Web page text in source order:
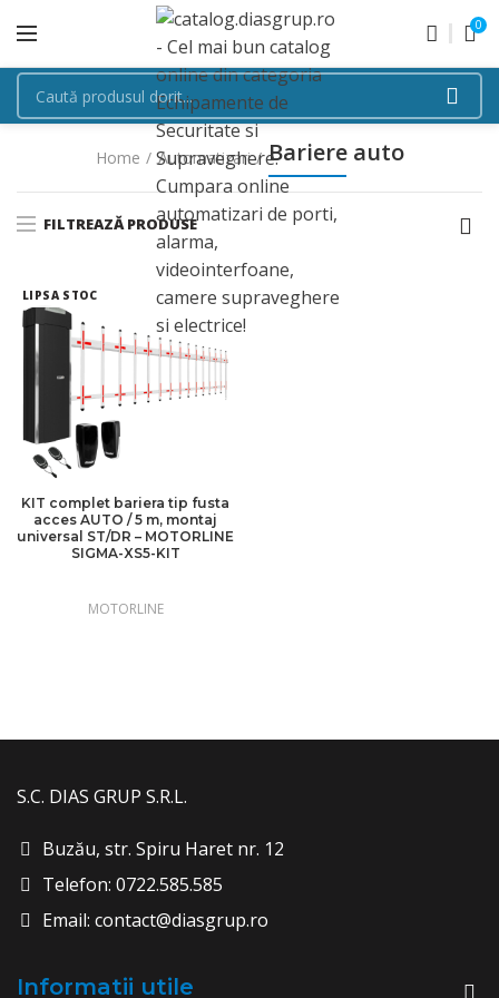
0
Home Automatizari Bariere auto
FILTREAZĂ PRODUSE
LIPSA STOC
KIT complet bariera tip fusta
acces AUTO / 5 m, montaj
universal ST/DR – MOTORLINE
SIGMA-XS5-KIT
MOTORLINE
S.C. DIAS GRUP S.R.L.
Buzău, str. Spiru Haret nr. 12
Telefon: 0722.585.585
Email: contact@diasgrup.ro
Informatii utile